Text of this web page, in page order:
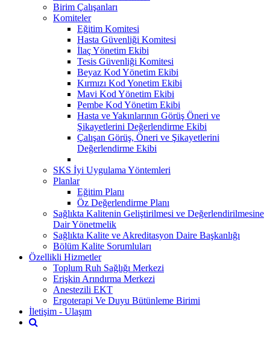
Birim Çalışanları
Komiteler
Eğitim Komitesi
Hasta Güvenliği Komitesi
İlaç Yönetim Ekibi
Tesis Güvenliği Komitesi
Beyaz Kod Yönetim Ekibi
Kırmızı Kod Yonetim Ekibi
Mavi Kod Yönetim Ekibi
Pembe Kod Yönetim Ekibi
Hasta ve Yakınlarının Görüş Öneri ve
Şikayetlerini Değerlendirme Ekibi
Çalışan Görüş, Öneri ve Şikayetlerini
Değerlendirme Ekibi
SKS İyi Uygulama Yöntemleri
Planlar
Eğitim Planı
Öz Değerlendirme Planı
Sağlıkta Kalitenin Geliştirilmesi ve Değerlendirilmesine
Dair Yönetmelik
Sağlıkta Kalite ve Akreditasyon Daire Başkanlığı
Bölüm Kalite Sorumluları
Özellikli Hizmetler
Toplum Ruh Sağlığı Merkezi
Erişkin Arındırma Merkezi
Anestezili EKT
Ergoterapi Ve Duyu Bütünleme Birimi
İletişim - Ulaşım